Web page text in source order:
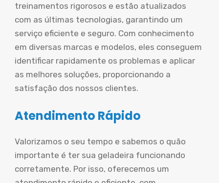
treinamentos rigorosos e estão atualizados
com as últimas tecnologias, garantindo um
serviço eficiente e seguro. Com conhecimento
em diversas marcas e modelos, eles conseguem
identificar rapidamente os problemas e aplicar
as melhores soluções, proporcionando a
satisfação dos nossos clientes.
Atendimento Rápido
Valorizamos o seu tempo e sabemos o quão
importante é ter sua geladeira funcionando
corretamente. Por isso, oferecemos um